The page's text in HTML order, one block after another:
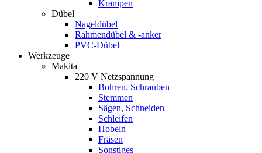
Krampen
Dübel
Nageldübel
Rahmendübel & -anker
PVC-Dübel
Werkzeuge
Makita
220 V Netzspannung
Bohren, Schrauben
Stemmen
Sägen, Schneiden
Schleifen
Hobeln
Fräsen
Sonstiges